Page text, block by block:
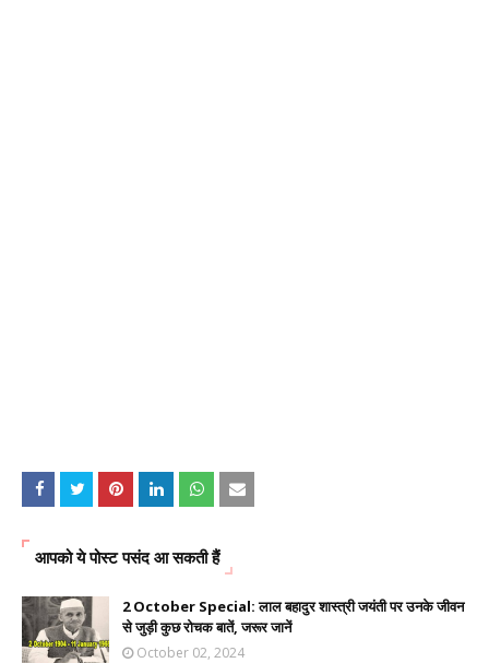
आपको ये पोस्ट पसंद आ सकती हैं
2 October Special: लाल बहादुर शास्त्री जयंती पर उनके जीवन
से जुड़ी कुछ रोचक बातें, जरूर जानें
October 02, 2024